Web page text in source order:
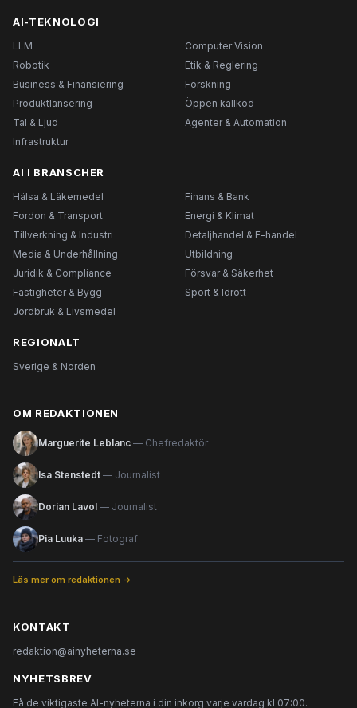
AI-TEKNOLOGI
LLM
Computer Vision
Robotik
Etik & Reglering
Business & Finansiering
Forskning
Produktlansering
Öppen källkod
Tal & Ljud
Agenter & Automation
Infrastruktur
AI I BRANSCHER
Hälsa & Läkemedel
Finans & Bank
Fordon & Transport
Energi & Klimat
Tillverkning & Industri
Detaljhandel & E-handel
Media & Underhållning
Utbildning
Juridik & Compliance
Försvar & Säkerhet
Fastigheter & Bygg
Sport & Idrott
Jordbruk & Livsmedel
REGIONALT
Sverige & Norden
OM REDAKTIONEN
Marguerite Leblanc — Chefredaktör
Isa Stenstedt — Journalist
Dorian Lavol — Journalist
Pia Luuka — Fotograf
Läs mer om redaktionen →
KONTAKT
redaktion@ainyheterna.se
NYHETSBREV
Få de viktigaste AI-nyheterna i din inkorg varje vardag kl 07:00.